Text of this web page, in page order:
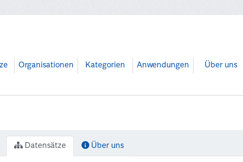
Organisationen Kategorien Anwendungen Über uns
Datensätze Über uns